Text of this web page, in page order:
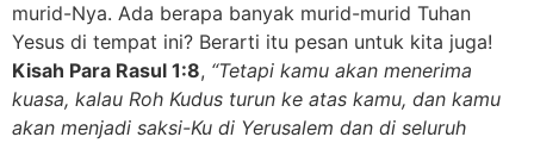
murid-Nya. Ada berapa banyak murid-murid Tuhan
Yesus di tempat ini? Berarti itu pesan untuk kita juga!
Kisah Para Rasul 1:8, “Tetapi kamu akan menerima
kuasa, kalau Roh Kudus turun ke atas kamu, dan kamu
akan menjadi saksi-Ku di Yerusalem dan di seluruh